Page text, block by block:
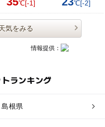
℃[-1] ℃[-2]
気をみる
情報提供：
ランキング
島根県